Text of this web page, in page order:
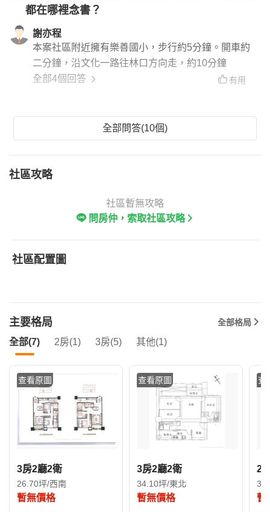
都在哪裡念書？
謝亦程
本案社區附近擁有樂善國小，步行約5分鐘。開車約
二分鐘，沿文化一路往林口方向走，約10分鐘
全部4個回答
有用
全部問答(10個)
社區攻略
社區暫無攻略
問房仲，索取社區攻略
社區配置圖
主要格局 全部格局
全部(7) 2房(1) 3房(5) 其他(1)
查看原圖
3房2廳2衛
26.70坪/西南
暫無價格
查看原圖
3房2廳2衛
34.10坪/東北
暫無價格
查
2
暫